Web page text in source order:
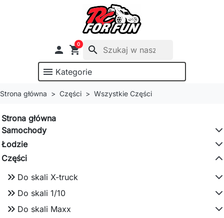
 shopping_cart
0
search
menu Kategorie
Strona główna Części Wszystkie Części
Strona główna
Samochody
Łodzie
Części
keyboard_double_arrow_right Do skali X-truck
keyboard_double_arrow_right Do skali 1/10
keyboard_double_arrow_right Do skali Maxx